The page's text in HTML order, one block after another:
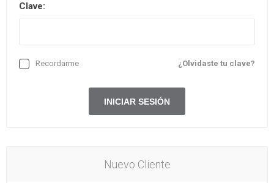
Clave:
¿Olvidaste tu clave?
Recordarme
Nuevo Cliente